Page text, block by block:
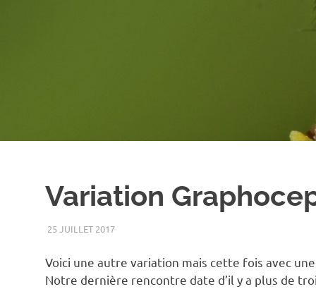
Variation
25 JUILLET 2017RENATO
ÉTÉ
Voici une autre variation mais cette fois avec
Notre dernière rencontre date d’il y a plus de